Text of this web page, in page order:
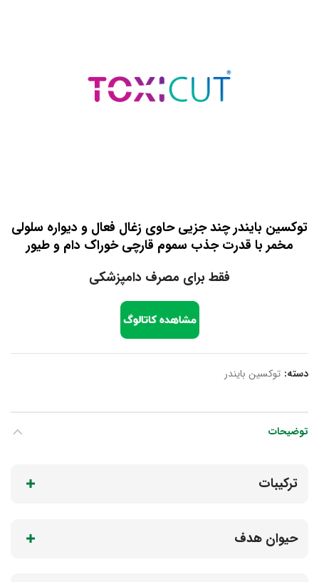
توکسین بایندر چند جزیی حاوی زغال فعال و دیواره سلولی
مخمر با قدرت جذب سموم قارچی خوراک دام و طیور
فقط برای مصرف دامپزشکی
دسته: توکسین بایندر
توضیحات
ترکیبات
حیوان هدف